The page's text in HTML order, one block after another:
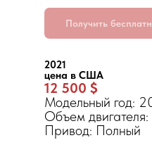
Получить
2021
цена в США
12 500 $
Модельный год:
Объем
Привод: Полный